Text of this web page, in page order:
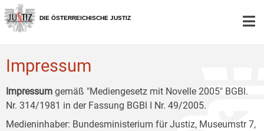
Zur
Hauptnavigation
[1]
Zum
Inhalt
[2]
Zum
Untermenü
[3]
DIE ÖSTERREICHISCHE JUSTIZ
Impressum
Impressum gemäß "Mediengesetz mit Novelle 2005" BGBl.
Nr. 314/1981 in der Fassung BGBl I Nr. 49/2005.
Medieninhaber: Bundesministerium für Justiz, Museumstr 7,